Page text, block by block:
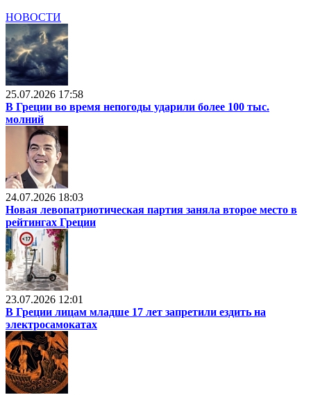
НОВОСТИ
25.07.2026 17:58
В Греции во время непогоды ударили более 100 тыс.
молний
24.07.2026 18:03
Новая левопатриотическая партия заняла второе место в
рейтингах Греции
23.07.2026 12:01
В Греции лицам младше 17 лет запретили ездить на
электросамокатах